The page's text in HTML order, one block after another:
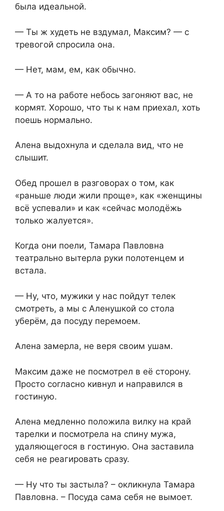
была идеальной.
— Ты ж худеть не вздумал, Максим? — с
тревогой спросила она.
— Нет, мам, ем, как обычно.
— А то на работе небось загоняют вас, не
кормят. Хорошо, что ты к нам приехал, хоть
поешь нормально.
Алена выдохнула и сделала вид, что не
слышит.
Обед прошел в разговорах о том, как
«раньше люди жили проще», как «женщины
всё успевали» и как «сейчас молодёжь
только жалуется».
Когда они поели, Тамара Павловна
театрально вытерла руки полотенцем и
встала.
— Ну, что, мужики у нас пойдут телек
смотреть, а мы с Аленушкой со стола
уберём, да посуду перемоем.
Алена замерла, не веря своим ушам.
Максим даже не посмотрел в её сторону.
Просто согласно кивнул и направился в
гостиную.
Алена медленно положила вилку на край
тарелки и посмотрела на спину мужа,
удаляющегося в гостиную. Она заставила
себя не реагировать сразу.
— Ну что ты застыла? – окликнула Тамара
Павловна. – Посуда сама себя не вымоет.